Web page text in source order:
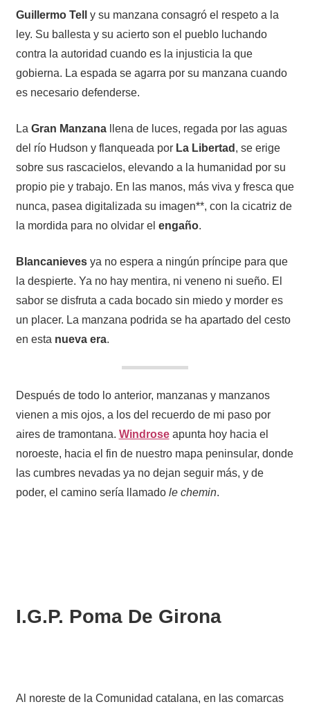
Guillermo Tell
y su manzana consagró el respeto a la
ley. Su ballesta y su acierto son el pueblo luchando
contra la autoridad cuando es la injusticia la que
gobierna. La espada se agarra por su manzana cuando
es necesario defenderse.
La Gran Manzanallena de luces, regada por las aguas
del río Hudson y flanqueada por La Libertad , se erige
sobre sus rascacielos, elevando a la humanidad por su
propio pie y trabajo. En las manos, más viva y fresca que
nunca, pasea digitalizada su imagen**, con la cicatriz de
la mordida para no olvidar el engaño.
Blancanievesya no espera a ningún príncipe para que
la despierte. Ya no hay mentira, ni veneno ni sueño. El
sabor se disfruta a cada bocado sin miedo y morder es
un placer. La manzana podrida se ha apartado del cesto
en esta nueva era.
Después de todo lo anterior, manzanas y manzanos
vienen a mis ojos, a los del recuerdo de mi paso por
aires de tramontana. Windroseapunta hoy hacia el
noroeste, hacia el fin de nuestro mapa peninsular, donde
las cumbres nevadas ya no dejan seguir más, y de
poder, el camino sería llamado le chemin.
I.G.P. Poma De Girona
Al noreste de la Comunidad catalana, en las comarcas